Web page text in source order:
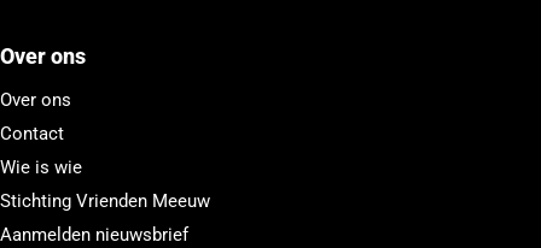
Over ons
Over ons
Contact
Wie is wie
Stichting Vrienden Meeuw
Aanmelden nieuwsbrief